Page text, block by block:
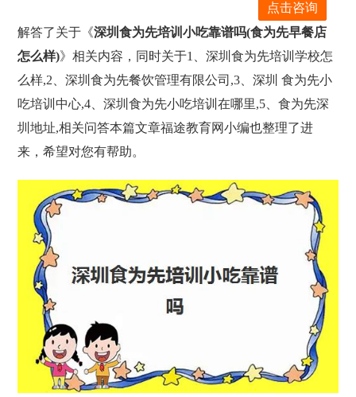
点击咨询
解答了关于《深圳食为先培训小吃靠谱吗(食为先早餐店
怎么样)》相关内容，同时关于1、深圳食为先培训学校怎
么样,2、深圳食为先餐饮管理有限公司,3、深圳 食为先小
吃培训中心,4、深圳食为先小吃培训在哪里,5、食为先深
圳地址,相关问答本篇文章福途教育网小编也整理了进
来，希望对您有帮助。